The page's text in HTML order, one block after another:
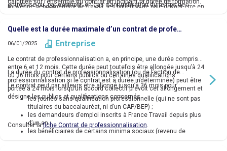
entreprise ou, par exemple, en cas d’annualisation du temps de
calculée sur l’ensemble du contrat en incluant la durée de formation.
Par exemple, 35 heures s’il est à temps plein, 28 heures dans le cas
moyenne hebdomadaire de travail, les bulletins de paie devant être en
Quelle est la durée maximale d’un contrat de professionnalisation ?
06/01/2025 Entreprise
Le contrat de professionnalisation a, en principe, une durée comprise
entre 6 et 12 mois. Cette durée peut toutefois être allongée jusqu’à 24
ou 36 mois pour certains publics ou certaines qualifications.
La durée du contrat de professionnalisation (ou de l’action de
professionnalisation si le contrat est à durée indéterminée) peut être
portée à 24 mois lorsqu’un accord collectif prévoit cet allongement et
désigne les publics et qualifications concernés.
Le contrat peut par ailleurs être allongé jusqu’à 36 mois pour :
les jeunes sans qualification professionnelle (qui ne sont pas
titulaires du baccalauréat, ni d’un CAP/BEP) ;
les demandeurs d’emploi inscrits à France Travail depuis plus
d’un an ;
les bénéficiaires de certains minima sociaux (revenu de
Consulter lafiche Contrat de professionnalisation.